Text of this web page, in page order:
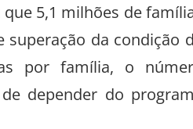
5,1 milhões de
superação da condição
por família, o
depender do